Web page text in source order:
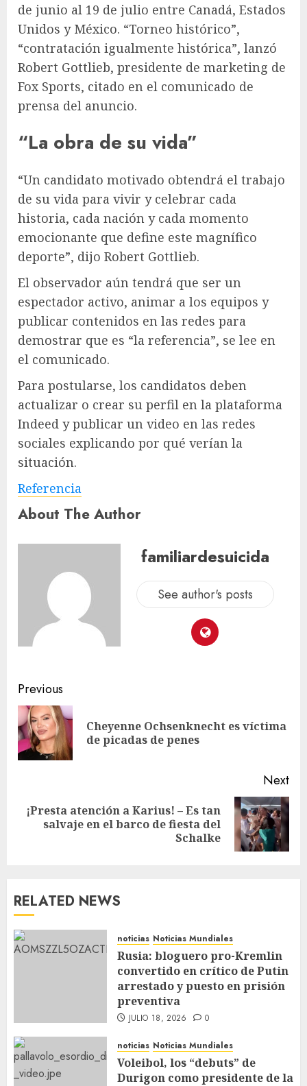
de junio al 19 de julio entre Canadá, Estados
Unidos y México. “Torneo histórico”,
“contratación igualmente histórica”, lanzó
Robert Gottlieb, presidente de marketing de
Fox Sports, citado en el comunicado de
prensa del anuncio.
“La obra de su vida”
“Un candidato motivado obtendrá el trabajo
de su vida para vivir y celebrar cada
historia, cada nación y cada momento
emocionante que define este magnífico
deporte”, dijo Robert Gottlieb.
El observador aún tendrá que ser un
espectador activo, animar a los equipos y
publicar contenidos en las redes para
demostrar que es “la referencia”, se lee en
el comunicado.
Para postularse, los candidatos deben
actualizar o crear su perfil en la plataforma
Indeed y publicar un video en las redes
sociales explicando por qué verían la
situación.
Referencia
About The Author
familiardesuicida
See author's posts
Previous
Cheyenne Ochsenknecht es víctima
de picadas de penes
Next
¡Presta atención a Karius! – Es tan
salvaje en el barco de fiesta del
Schalke
RELATED NEWS
noticias Noticias Mundiales
Rusia: bloguero pro-Kremlin
convertido en crítico de Putin
arrestado y puesto en prisión
preventiva
JULIO 18, 2026 0
noticias Noticias Mundiales
Voleibol, los “debuts” de
Durigon como presidente de la